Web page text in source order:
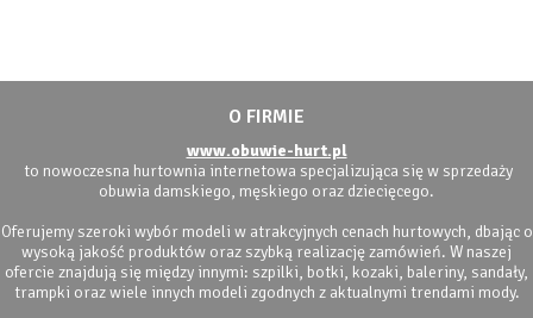
O FIRMIE
www.obuwie-hurt.pl
to nowoczesna hurtownia internetowa specjalizująca się w sprzedaży
obuwia damskiego, męskiego oraz dziecięcego.
Oferujemy szeroki wybór modeli w atrakcyjnych cenach hurtowych, dbając o
wysoką jakość produktów oraz szybką realizację zamówień. W naszej
ofercie znajdują się między innymi: szpilki, botki, kozaki, baleriny, sandały,
trampki oraz wiele innych modeli zgodnych z aktualnymi trendami mody.